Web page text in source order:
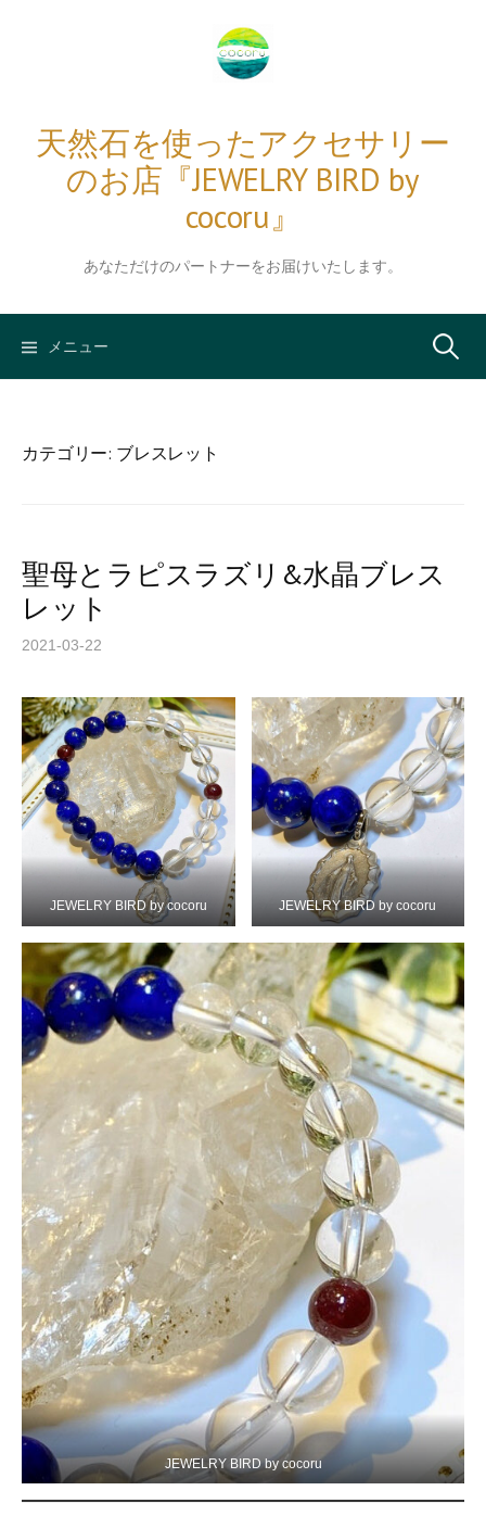
天然石を使ったアクセサリー
のお店『JEWELRY BIRD by
cocoru』
あなただけのパートナーをお届けいたします。
メニュー 検
カテゴリー: ブレスレット
聖母とラピスラズリ&水晶ブレス
レット
2021-03-22
JEWELRY BIRD by cocoru JEWELRY BIRD by cocoru
JEWELRY BIRD by cocoru